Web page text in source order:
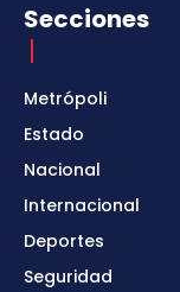
Secciones
Metrópoli
Estado
Nacional
Internacional
Deportes
Seguridad